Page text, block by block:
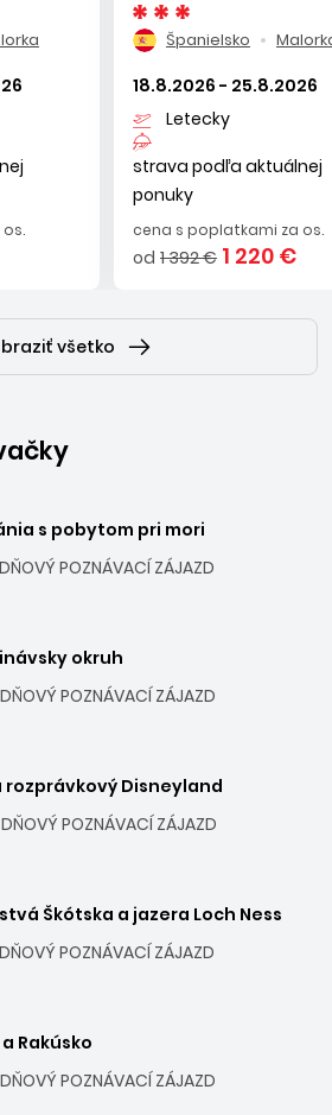
Španielsko
18.8.2026 - 25.8.2026
Letecky
strava podľa aktuálnej
ponuky
cena s poplatkami za os.
od 1 392 € 1 220 €
všetko
s pobytom pri mori
POZNÁVACÍ ZÁJAZD
okruh
POZNÁVACÍ ZÁJAZD
rozprávkový Disneyland
POZNÁVACÍ ZÁJAZD
Škótska a jazera Loch Ness
POZNÁVACÍ ZÁJAZD
Rakúsko
POZNÁVACÍ ZÁJAZD